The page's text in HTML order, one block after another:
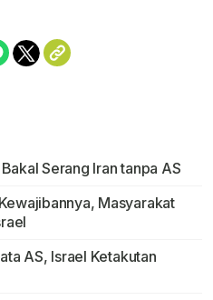
Serang Iran tanpa AS
Masyarakat
AS, Israel Ketakutan